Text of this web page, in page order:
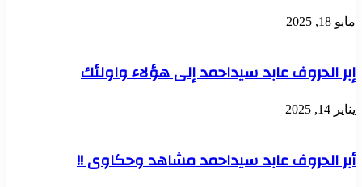
مايو 18, 2025
إبر الحروف عابد سيداحمد إلى هؤلاء واولئك
يناير 14, 2025
أبر الحروف عابد سيداحمد مشاهد وحكاوى !!